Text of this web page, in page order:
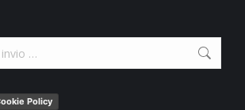
Policy